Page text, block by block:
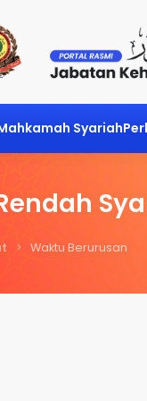
Syariah
Waktu Berurusan